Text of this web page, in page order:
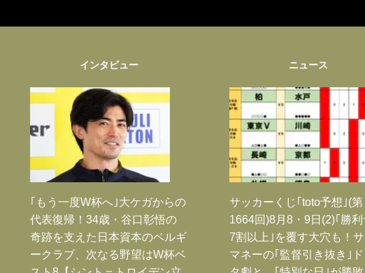
インタビュー
｢もう一度W杯へ｣大ケガからの
代表復帰！34歳・谷口彰悟の
奇跡を支えた日本資本のベルギ
ークラブ、次なる野望はW杯ベ
ニュース
サッカーくじ｢toto予想｣(第
1664回)8月8・9日(2)｢勝
7割以上｣を覆す大穴も！
マネーの｢監督引き抜き｣